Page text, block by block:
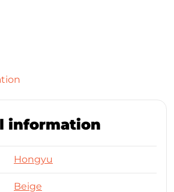
information
Hongyu
Beige